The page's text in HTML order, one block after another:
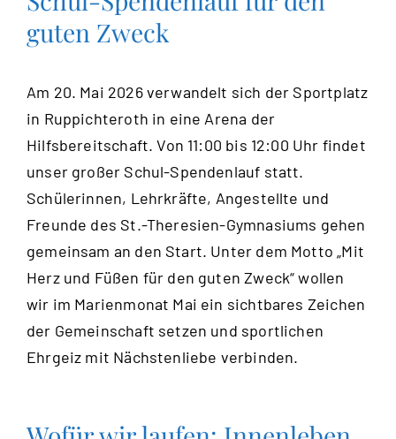
guten Zweck
Am 20. Mai 2026 verwandelt sich der Sportplatz
in Ruppichteroth in eine Arena der
Hilfsbereitschaft. Von 11:00 bis 12:00 Uhr findet
unser großer Schul-Spendenlauf statt.
Schülerinnen, Lehrkräfte, Angestellte und
Freunde des St.-Theresien-Gymnasiums gehen
gemeinsam an den Start. Unter dem Motto „Mit
Herz und Füßen für den guten Zweck“ wollen
wir im Marienmonat Mai ein sichtbares Zeichen
der Gemeinschaft setzen und sportlichen
Ehrgeiz mit Nächstenliebe verbinden.